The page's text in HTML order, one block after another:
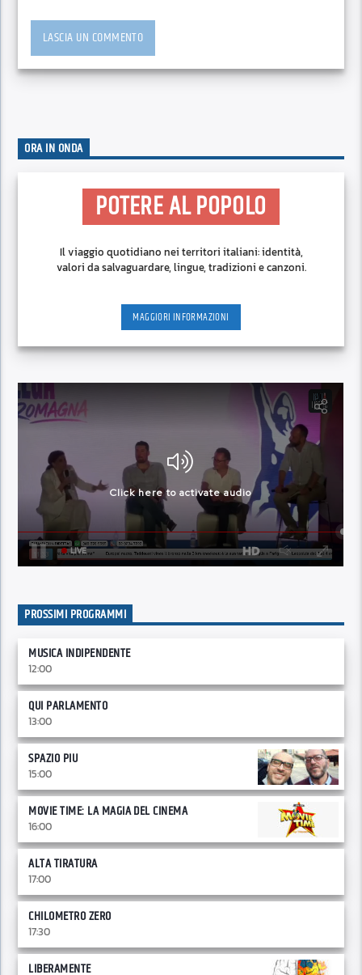
ORA IN ONDA
POTERE AL POPOLO
Il viaggio quotidiano nei territori italiani: identità,
valori da salvaguardare, lingue, tradizioni e canzoni.
MAGGIORI INFORMAZIONI
PROSSIMI PROGRAMMI
MUSICA INDIPENDENTE
12:00
QUI PARLAMENTO
13:00
SPAZIO PIU
15:00
MOVIE TIME: LA MAGIA DEL CINEMA
16:00
ALTA TIRATURA
17:00
CHILOMETRO ZERO
17:30
LIBERAMENTE